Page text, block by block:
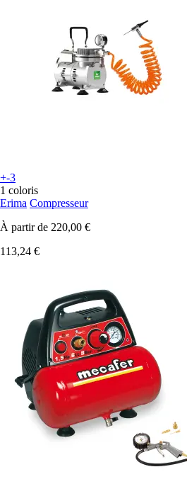
+-3
1 coloris
Erima Compresseur
À partir de 220,00 €
113,24 €